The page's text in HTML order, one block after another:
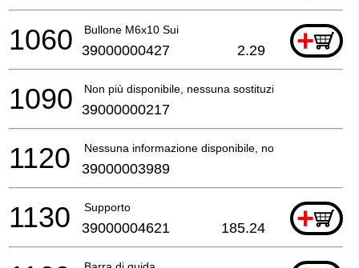
Bullone M6x10 Sui +
1060 39000000427 2.29
Non più disponibile, nessuna sostituzione
1090 39000000217
Nessuna informazione disponibile, non ordinabile
1120 39000003989
Supporto +
1130 39000004621 185.24